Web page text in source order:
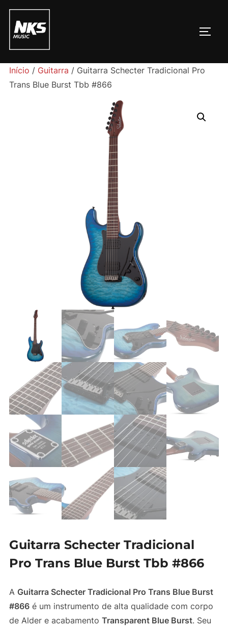
Pular
para
conteúdo
Início / Guitarra / Guitarra Schecter Tradicional Pro
Trans Blue Burst Tbb #866
Guitarra Schecter Tradicional
Pro Trans Blue Burst Tbb #866
A Guitarra Schecter Tradicional Pro Trans Blue Burst
#866é um instrumento de alta qualidade com corpo
de Alder e acabamento Transparent Blue Burst. Seu